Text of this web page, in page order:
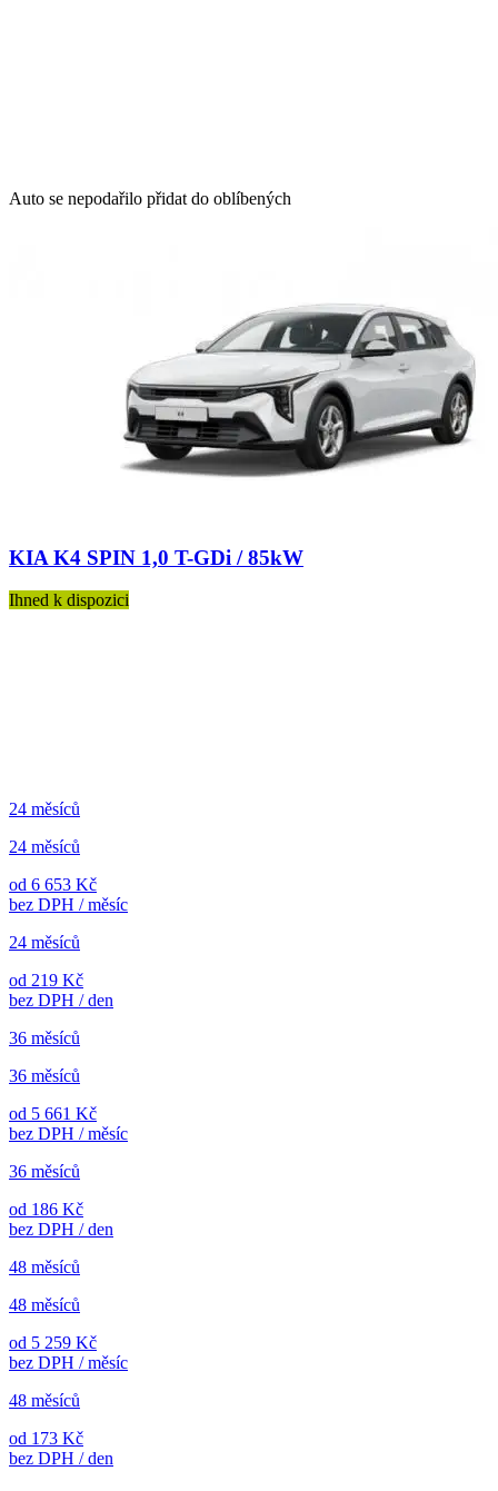
Auto se nepodařilo přidat do oblíbených
KIA K4 SPIN 1,0 T-GDi / 85kW
Ihned k dispozici
24 měsíců
24 měsíců
od 6 653 Kč
bez DPH / měsíc
24 měsíců
od 219 Kč
bez DPH / den
36 měsíců
36 měsíců
od 5 661 Kč
bez DPH / měsíc
36 měsíců
od 186 Kč
bez DPH / den
48 měsíců
48 měsíců
od 5 259 Kč
bez DPH / měsíc
48 měsíců
od 173 Kč
bez DPH / den